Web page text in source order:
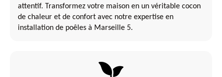
attentif. Transformez votre maison en un véritable cocon
de chaleur et de confort avec notre expertise en
installation de poêles à Marseille 5.